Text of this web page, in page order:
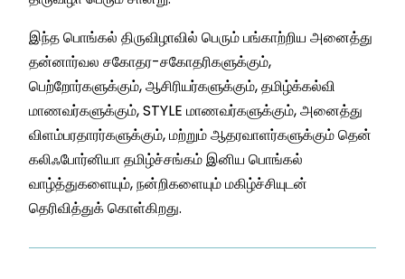
இந்த பொங்கல் திருவிழாவில் பெரும் பங்காற்றிய அனைத்து
தன்னார்வல சகோதர-சகோதரிகளுக்கும்,
பெற்றோர்களுக்கும், ஆசிரியர்களுக்கும், தமிழ்க்கல்வி
மாணவர்களுக்கும், STYLE மாணவர்களுக்கும், அனைத்து
விளம்பரதாரர்களுக்கும், மற்றும் ஆதரவாளர்களுக்கும் தென்
கலிஃபோர்னியா தமிழ்ச்சங்கம் இனிய பொங்கல்
வாழ்த்துகளையும், நன்றிகளையும் மகிழ்ச்சியுடன்
தெரிவித்துக் கொள்கிறது.